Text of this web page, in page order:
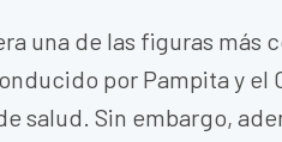
una de las figuras más
por Pampita y el
salud. Sin embargo,